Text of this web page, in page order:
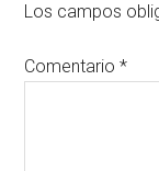
Los campos
Comentario*